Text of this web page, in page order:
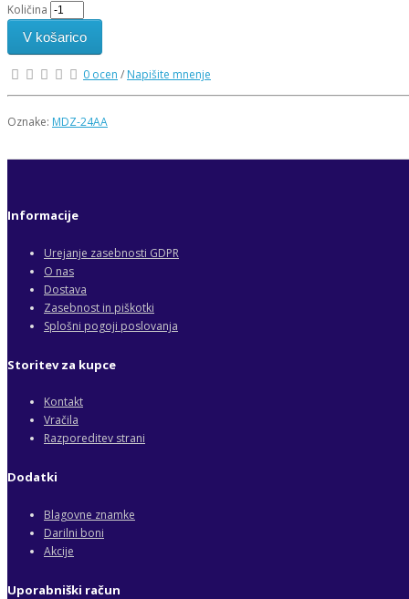
Količina
V košarico
0 ocen / Napišite mnenje
Oznake: MDZ-24AA
Informacije
Urejanje zasebnosti GDPR
O nas
Dostava
Zasebnost in piškotki
Splošni pogoji poslovanja
Storitev za kupce
Kontakt
Vračila
Razporeditev strani
Dodatki
Blagovne znamke
Darilni boni
Akcije
Uporabniški račun